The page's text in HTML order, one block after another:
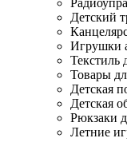
Детский
Игрушки
Текстиль
Товары
Детская
Детская
Рюкзаки
Летние